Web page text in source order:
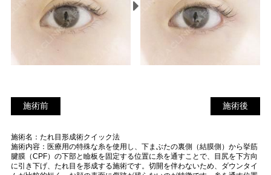
後
施術前 施術後
施術名：たれ目形成術クイック法
施術内容：医療用の特殊な糸を使用し、下まぶたの裏側（結膜側）から挙筋
腱膜（CPF）の下部と瞼板を固定する位置に糸を通すことで、目尻を下方向
に引き下げ、たれ目を形成する施術です。切開を伴わないため、ダウンタイ